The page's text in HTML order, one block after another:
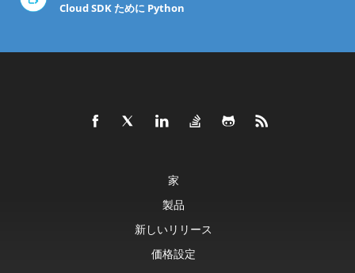
Cloud SDK ために Python
家
製品
新しいリリース
価格設定